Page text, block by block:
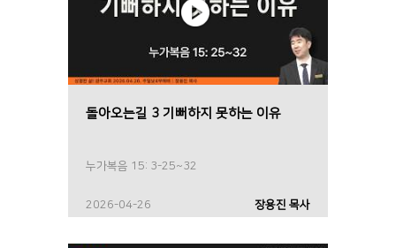
돌아오는길 3 기뻐하지 못하는 이유
누가복음 15: 3-25~32
2026-04-26 장용진 목사